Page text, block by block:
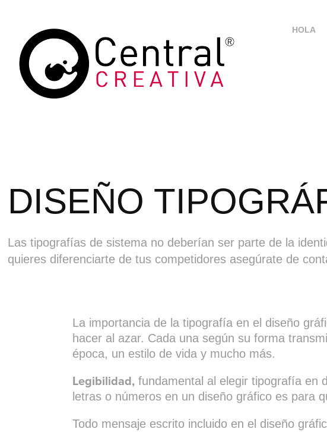
HOLA
DISEÑO
Las tipografías de sistema no deberían ser parte de la
quieres diferenciarte de tus competidores asegúrate de
La importancia de la tipografía en el diseño
hacer al azar. Cada una según su forma
época, un estilo de vida y mucho más.
Legibilidad, fundamental al elegir tipografía en
letras o números en un diseño gráfico es para
Todo mensaje escrito incluido en el diseño